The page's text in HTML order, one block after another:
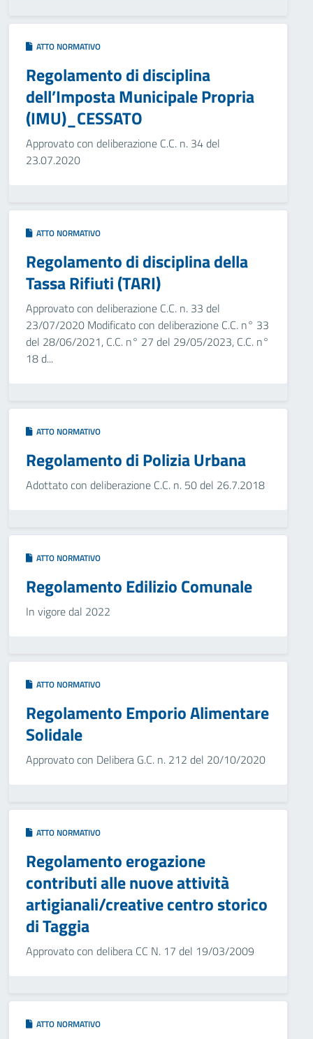
ATTO NORMATIVO
Regolamento di disciplina
dell’Imposta Municipale Propria
(IMU)_CESSATO
Approvato con deliberazione C.C. n. 34 del
23.07.2020
ATTO NORMATIVO
Regolamento di disciplina della
Tassa Rifiuti (TARI)
Approvato con deliberazione C.C. n. 33 del
23/07/2020 Modificato con deliberazione C.C. n° 33
del 28/06/2021, C.C. n° 27 del 29/05/2023, C.C. n°
18 d...
ATTO NORMATIVO
Regolamento di Polizia Urbana
Adottato con deliberazione C.C. n. 50 del 26.7.2018
ATTO NORMATIVO
Regolamento Edilizio Comunale
In vigore dal 2022
ATTO NORMATIVO
Regolamento Emporio Alimentare
Solidale
Approvato con Delibera G.C. n. 212 del 20/10/2020
ATTO NORMATIVO
Regolamento erogazione
contributi alle nuove attività
artigianali/creative centro storico
di Taggia
Approvato con delibera CC N. 17 del 19/03/2009
ATTO NORMATIVO